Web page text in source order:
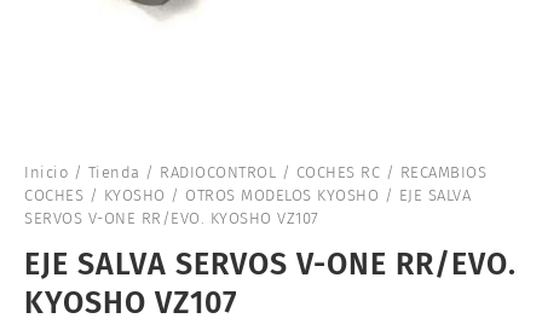
Inicio / Tienda / RADIOCONTROL / COCHES RC / RECAMBIOS
COCHES / KYOSHO / OTROS MODELOS KYOSHO / EJE SALVA
SERVOS V-ONE RR/EVO. KYOSHO VZ107
EJE SALVA SERVOS V-ONE RR/EVO.
KYOSHO VZ107